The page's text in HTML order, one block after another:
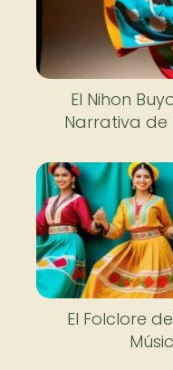
El Nihon
Narrativa de
El Folclore